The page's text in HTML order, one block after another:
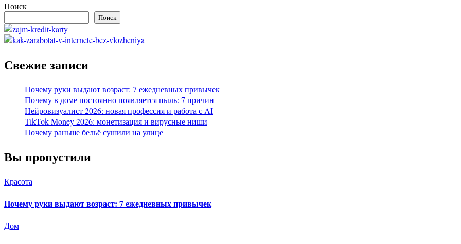
Поиск
Поиск
Свежие записи
Почему руки выдают возраст: 7 ежедневных привычек
Почему в доме постоянно появляется пыль: 7 причин
Нейровизуалист 2026: новая профессия и работа с AI
TikTok Money 2026: монетизация и вирусные ниши
Почему раньше бельё сушили на улице
Вы пропустили
Красота
Почему руки выдают возраст: 7 ежедневных привычек
Дом